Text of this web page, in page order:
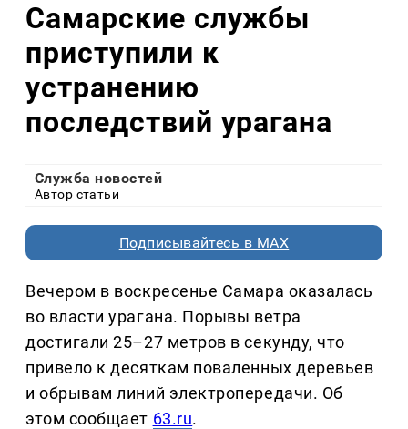
Самарские службы
приступили к
устранению
последствий урагана
Служба новостей
Автор статьи
Подписывайтесь в MAX
Вечером в воскресенье Самара оказалась
во власти урагана. Порывы ветра
достигали 25–27 метров в секунду, что
привело к десяткам поваленных деревьев
и обрывам линий электропередачи. Об
этом сообщает 63.ru.